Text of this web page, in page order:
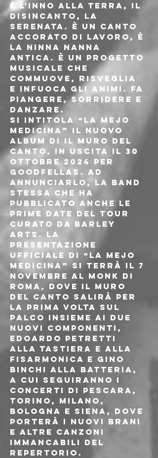
È l'inno alla terra, il
disincanto, la
serenata. È un canto
accorato di lavoro, è
la ninna nanna
antica. È un progetto
musicale che
commuove, risveglia
e infuoca gli animi. Fa
piangere, sorridere e
danzare.
Si intitola “La Mejo
Medicina” il nuovo
album di IL MURO DEL
CANTO, in uscita il 30
ottobre 2024 per
Goodfellas. Ad
annunciarlo, la band
stessa che ha
pubblicato anche le
prime date del tour
curato da Barley
Arts. La
presentazione
ufficiale di “La Mejo
Medicina” si terrà il 7
novembre al Monk di
Roma, dove Il Muro
del Canto salirà per
la prima volta sul
palco insieme ai due
nuovi componenti,
Edoardo Petretti
alla tastiera e alla
fisarmonica e Gino
Binchi alla batteria,
a cui seguiranno i
concerti di Pescara,
Torino, Milano,
Bologna e Siena, dove
porterà i nuovi brani
e altre canzoni
immancabili del
repertorio.